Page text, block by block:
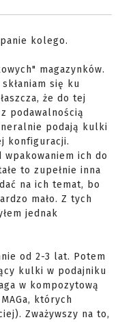
kolego.
magazynków.
się ku
że do tej
podawalnością
podają kulki
konfiguracji.
wpakowaniem ich do
to zupełnie inna
na ich temat, bo
mało. Z tych
jednak
od 2-3 lat. Potem
kulki w podajniku
w kompozytową
których
Zważywszy na to,